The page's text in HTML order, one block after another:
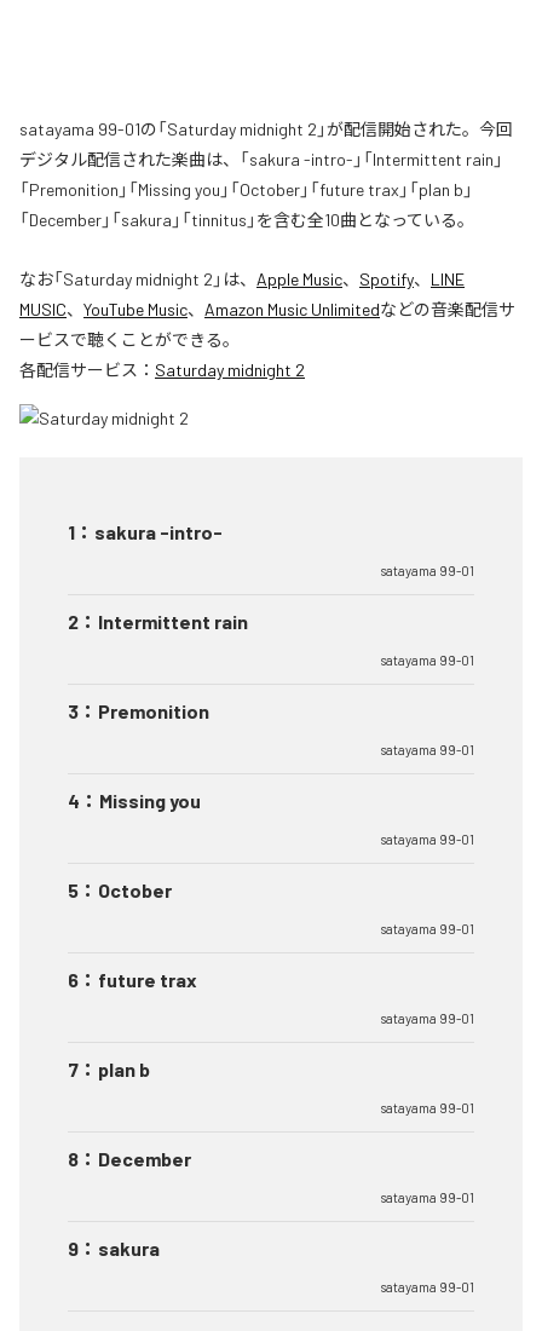
satayama 99-01の「Saturday midnight 2」が配信開始された。今回
デジタル配信された楽曲は、「sakura -intro-」「Intermittent rain」
「Premonition」「Missing you」「October」「future trax」「plan b」
「December」「sakura」「tinnitus」を含む全10曲となっている。
なお「Saturday midnight 2 」は、 Apple Music、 Spotify、 LINE
MUSIC、 YouTube Music、 Amazon Music Unlimitedなどの音楽配信サ
ービスで聴くことができる。
各配信サービス： Saturday midnight 2
1 ： sakura -intro-
satayama 99-01
2 ： Intermittent rain
satayama 99-01
3 ： Premonition
satayama 99-01
4 ： Missing you
satayama 99-01
5 ： October
satayama 99-01
6 ： future trax
satayama 99-01
7 ： plan b
satayama 99-01
8 ： December
satayama 99-01
9 ： sakura
satayama 99-01